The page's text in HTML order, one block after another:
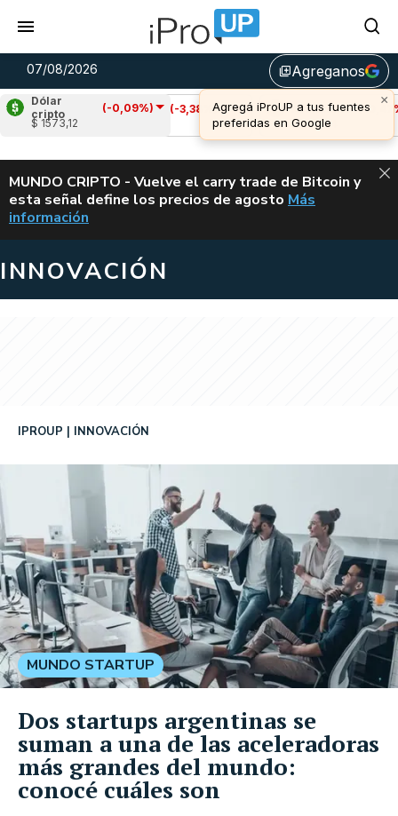
07/08/2026 library_addAgreganos
Dólar
cripto
(-0,09%)
$ 1573,12
Cardano (-3,38%)
u$s 0,20
Avalanche (-0,47%)
u$s 6,44
ALERTA
MUNDO CRIPTO - Vuelve el carry trade de Bitcoin y
esta señal define los precios de agosto VUELVE EL
Más
información
INNOVACIÓN
IPROUP INNOVACIÓN
MUNDO STARTUP
Dos startups argentinas se
suman a una de las aceleradoras
más grandes del mundo:
conocé cuáles son